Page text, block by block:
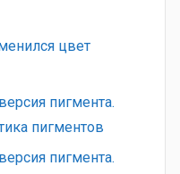
цвет
пигмента.
пигментов
пигмента.